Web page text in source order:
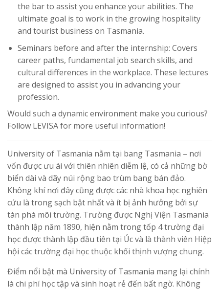
the bar to assist you enhance your abilities. The
ultimate goal is to work in the growing hospitality
and tourist business on Tasmania.
Seminars before and after the internship: Covers
career paths, fundamental job search skills, and
cultural differences in the workplace. These lectures
are designed to assist you in advancing your
profession.
Would such a dynamic environment make you curious?
Follow LEVISA for more useful information!
University of Tasmania nằm tại bang Tasmania – nơi
vốn được ưu ái với thiên nhiên diễm lệ, có cả những bờ
biển dài và dãy núi rộng bao trùm bang bán đảo.
Không khí nơi đây cũng được các nhà khoa học nghiên
cứu là trong sạch bật nhất và ít bị ảnh hưởng bởi sự
tàn phá môi trường. Trường được Nghị Viện Tasmania
thành lập năm 1890, hiện nằm trong tốp 4 trường đại
học được thành lập đầu tiên tại Úc và là thành viên Hiệp
hội các trường đại học thuộc khối thịnh vượng chung.
Điểm nổi bật mà University of Tasmania mang lại chính
là chi phí học tập và sinh hoạt rẻ đến bất ngờ. Không